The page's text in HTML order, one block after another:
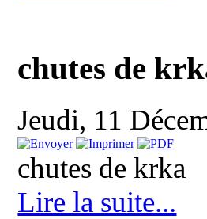
chutes de
Jeudi, 11
chutes de krka
Lire la suite...